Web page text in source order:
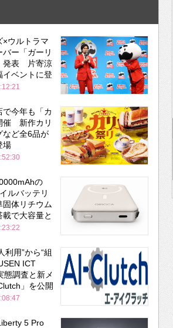
×ウルトラマ
バー「ガーリ
発表 片寄涼
イベントに登
で今年も「カ
催 新作カリ
など全6品が
場
の
ルバッテリ
体リチウム
で大容量と
利用”から“組
ICT
態調査と新メ
」を公開
5 Pro